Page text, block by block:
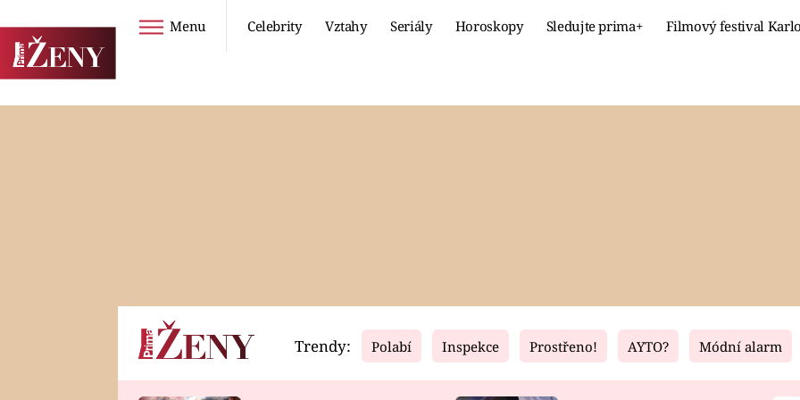
Menu Celebrity Vztahy Seriály Horoskopy Sledujte prima+ Filmový festival
Horoskopy Video Fresh Living
Trendy: Polabí Inspekce Prostřeno! AYTO? Módní alarm